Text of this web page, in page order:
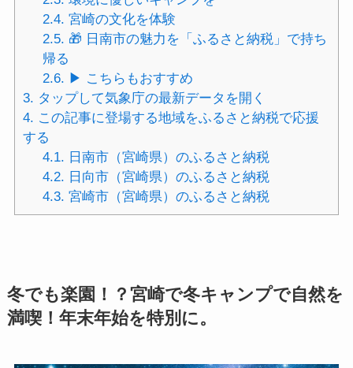
2.4. 宮崎の文化を体験
2.5. 🎁 日南市の魅力を「ふるさと納税」で持ち
帰る
2.6. ▶ こちらもおすすめ
3. タップして気象庁の最新データを開く
4. この記事に登場する地域をふるさと納税で応援
する
4.1. 日南市（宮崎県）のふるさと納税
4.2. 日向市（宮崎県）のふるさと納税
4.3. 宮崎市（宮崎県）のふるさと納税
冬でも楽園！？宮崎で冬キャンプで自然を
満喫！年末年始を特別に。